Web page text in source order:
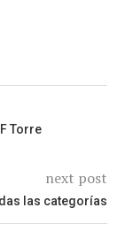
Torre
next post
las categorías